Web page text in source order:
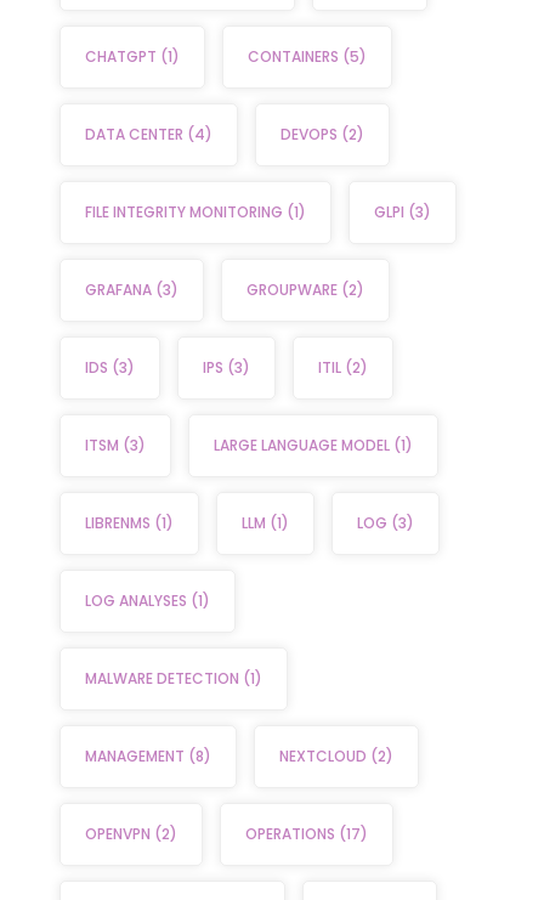
CHATGPT (1) CONTAINERS (5)
DATA CENTER (4) DEVOPS (2)
FILE INTEGRITY MONITORING (1) GLPI (3)
GRAFANA (3) GROUPWARE (2)
IDS (3) IPS (3) ITIL (2)
ITSM (3) LARGE LANGUAGE MODEL (1)
LIBRENMS (1) LLM (1) LOG (3)
LOG ANALYSES (1)
MALWARE DETECTION (1)
MANAGEMENT (8) NEXTCLOUD (2)
OPENVPN (2) OPERATIONS (17)